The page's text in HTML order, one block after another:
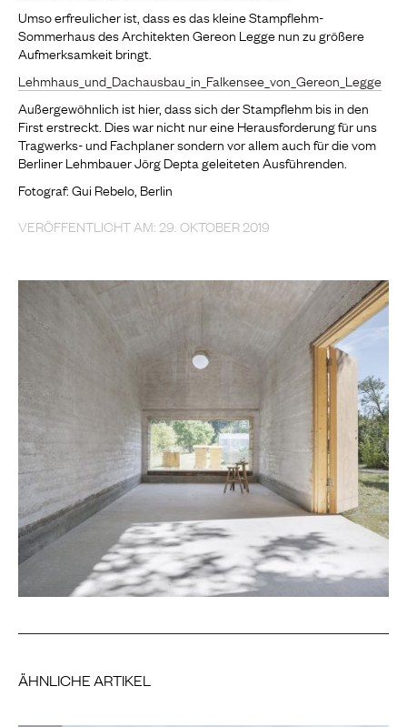
Umso erfreulicher ist, dass es das kleine Stampflehm-
Sommerhaus des Architekten Gereon Legge nun zu größere
Aufmerksamkeit bringt.
Lehmhaus_und_Dachausbau_in_Falkensee_von_Gereon_Legge
Außergewöhnlich ist hier, dass sich der Stampflehm bis in den
First erstreckt. Dies war nicht nur eine Herausforderung für uns
Tragwerks- und Fachplaner sondern vor allem auch für die vom
Berliner Lehmbauer Jörg Depta geleiteten Ausführenden.
Fotograf: Gui Rebelo, Berlin
VERÖFFENTLICHT AM: 29. OKTOBER 2019
ÄHNLICHE ARTIKEL